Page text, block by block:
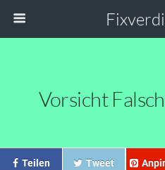
Vorsicht
Teilen Tweet